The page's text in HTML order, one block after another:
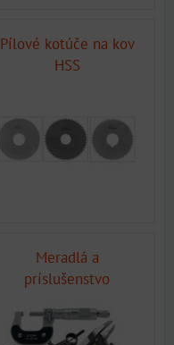
Pílové kotúče na kov
HSS
Meradlá a
príslušenstvo